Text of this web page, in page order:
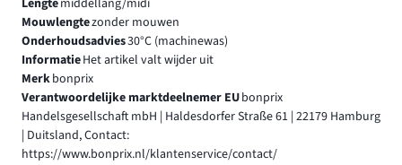
Lengtemiddellang/midi
Mouwlengtezonder mouwen
Onderhoudsadvies30°C (machinewas)
InformatieHet artikel valt wijder uit
Merkbonprix
Verantwoordelijke marktdeelnemer EUbonprix
Handelsgesellschaft mbH | Haldesdorfer Straße 61 | 22179 Hamburg
| Duitsland, Contact:
https://www.bonprix.nl/klantenservice/contact/